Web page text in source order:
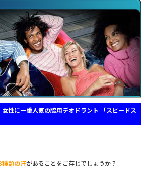
性に一番人気の脇用デオドラント 「スピードス
種類の汗があることをご存じでしょうか？